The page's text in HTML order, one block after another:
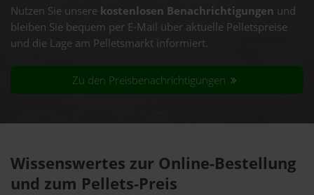
Nutzen Sie unsere kostenlosen Benachrichtigungen und
bleiben Sie bequem per E-Mail über aktuelle Pelletspreise
und die Lage am Pelletsmarkt informiert.
Zu den Preisbenachrichtigungen
Wissenswertes zur Online-Bestellung
und zum Pellets-Preis